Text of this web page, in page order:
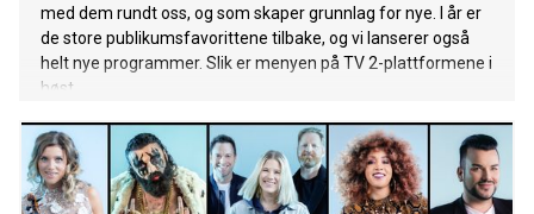
med dem rundt oss, og som skaper grunnlag for nye. I år er
de store publikumsfavorittene tilbake, og vi lanserer også
helt nye programmer. Slik er menyen på TV 2-plattformene i
høst.